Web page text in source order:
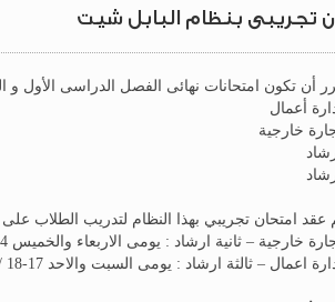
تجريبى بنظام البابل شيت
أن تكون امتحانات نهائى الفصل الدراسى الأول و
أعمال
خارجية
عقد امتحان تجريبي بهذا النظام لتدريب الطلاب على
خارجية – ثانية ارشاد : يومى الاربعاء والخميس 14-15 / 12 / 2022
اعمال – ثالثة ارشاد : يومى السبت والاحد 17-18 / 12 / 2022